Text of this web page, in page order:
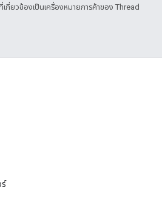
เกี่ยวข้องเป็นเครื่องหมายการค้าของ Thread
ร์